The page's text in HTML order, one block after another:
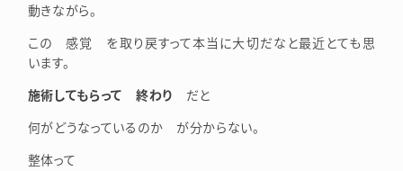
動きながら。
この 感覚 を取り戻すって本当に大切だなと最近とても思
います。
施術してもらって 終わり だと
何がどうなっているのか が分からない。
整体って